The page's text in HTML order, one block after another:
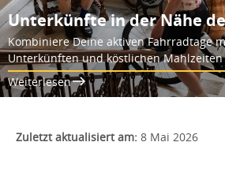
Unterkünfte in der Nähe
Kombiniere Deine aktiven Fahrradtage
Unterkünften und köstlichen Mahlzeiten
Weiterlesen
Zuletzt aktualisiert am: 8 Mai 2026